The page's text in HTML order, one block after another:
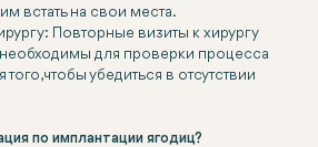
встать на свои места.
Повторные визиты к хирургу
для проверки процесса
того, чтобы убедиться в отсутствии
по имплантации ягодиц?